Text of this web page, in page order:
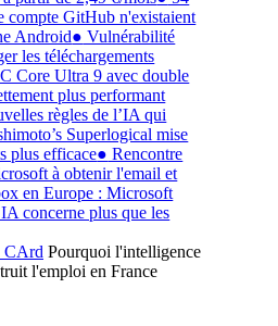
compte GitHub n'existaient
Android●Vulnérabilité
les téléchargements
Ultra 9 avec double
plus performant
règles de l’IA qui
Superlogical mise
plus efficace●Rencontre
à obtenir l'email et
en Europe : Microsoft
concerne plus que les
Pourquoi l'intelligence
l'emploi en France